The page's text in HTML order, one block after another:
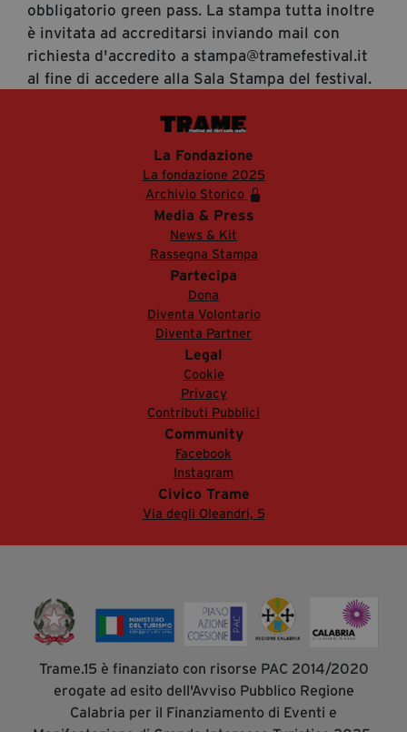
obbligatorio green pass. La stampa tutta inoltre
è invitata ad accreditarsi inviando mail con
richiesta d'accredito a stampa@tramefestival.it
al fine di accedere alla Sala Stampa del festival.
La Fondazione
La fondazione 2025
Archivio Storico
Media & Press
News & Kit
Rassegna Stampa
Partecipa
Dona
Diventa Volontario
Diventa Partner
Legal
Cookie
Privacy
Contributi Pubblici
Community
Facebook
Instagram
Civico Trame
Via degli Oleandri, 5
Trame.15 è finanziato con risorse PAC 2014/2020
erogate ad esito dell'Avviso Pubblico Regione
Calabria per il Finanziamento di Eventi e